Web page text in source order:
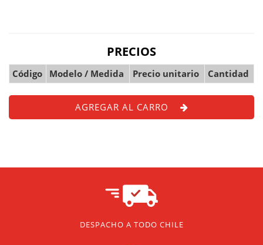
PRECIOS
Código Modelo / Medida Precio unitario Cantidad
AGREGAR AL CARRO
DESPACHO A TODO CHILE